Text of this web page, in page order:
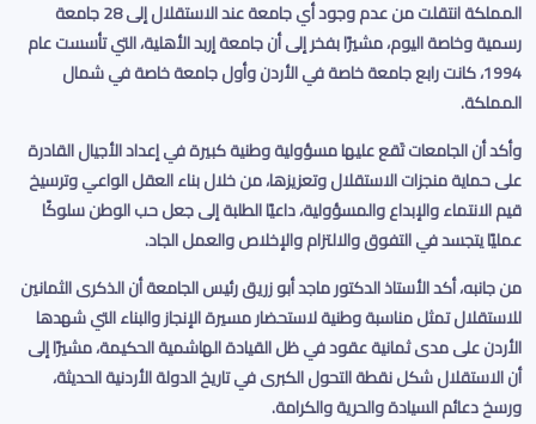
المملكة انتقلت من عدم وجود أي جامعة عند الاستقلال إلى 28 جامعة
رسمية وخاصة اليوم، مشيرًا بفخر إلى أن جامعة إربد الأهلية، التي تأسست عام
1994، كانت رابع جامعة خاصة في الأردن وأول جامعة خاصة في شمال
المملكة.
وأكد أن الجامعات تَقع عليها مسؤولية وطنية كبيرة في إعداد الأجيال القادرة
على حماية منجزات الاستقلال وتعزيزها، من خلال بناء العقل الواعي وترسيخ
قيم الانتماء والإبداع والمسؤولية، داعيًا الطلبة إلى جعل حب الوطن سلوكًا
عمليًا يتجسد في التفوق والالتزام والإخلاص والعمل الجاد.
من جانبه، أكد الأستاذ الدكتور ماجد أبو زريق رئيس الجامعة أن الذكرى الثمانين
للاستقلال تمثل مناسبة وطنية لاستحضار مسيرة الإنجاز والبناء التي شهدها
الأردن على مدى ثمانية عقود في ظل القيادة الهاشمية الحكيمة، مشيرًا إلى
أن الاستقلال شكل نقطة التحول الكبرى في تاريخ الدولة الأردنية الحديثة،
ورسخ دعائم السيادة والحرية والكرامة.